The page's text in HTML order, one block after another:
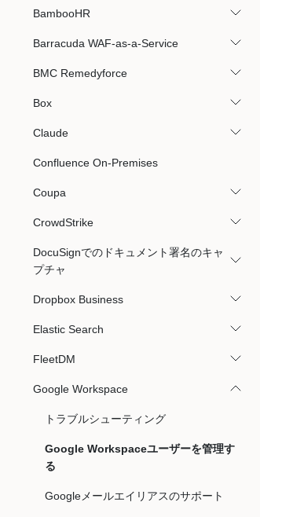
BambooHR
Barracuda WAF-as-a-Service
BMC Remedyforce
Box
Claude
Confluence On-Premises
Coupa
CrowdStrike
DocuSignでのドキュメント署名のキャ
プチャ
Dropbox Business
Elastic Search
FleetDM
Google Workspace
トラブルシューティング
Google Workspaceユーザーを管理す
る
Googleメールエイリアスのサポート